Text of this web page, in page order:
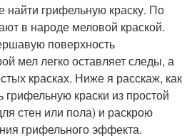
найти грифельную краску. По
в народе меловой краской.
поверхность
мел легко оставляет следы, а
красках. Ниже я расскаж, как
краски из простой
стен или пола) и раскрою
грифельного эффекта.